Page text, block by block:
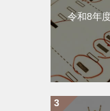
令和8年